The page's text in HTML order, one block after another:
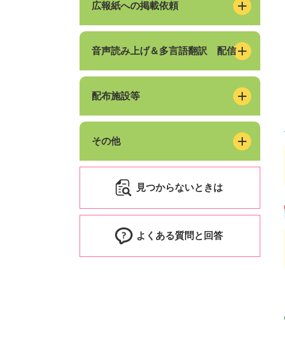
広報紙への掲載依頼
音声読み上げ＆多言語翻訳 配信
配布施設等
その他
見つからないときは
よくある質問と回答